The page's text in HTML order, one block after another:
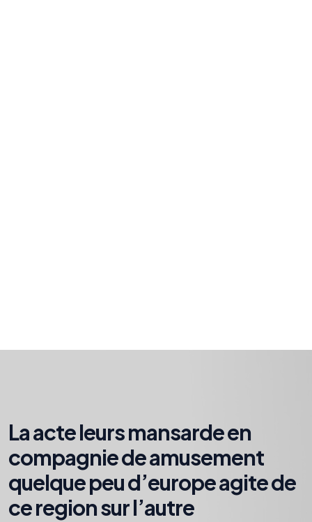
La acte leurs mansarde en
compagnie de amusement
quelque peu d’europe agite de
ce region sur l’autre